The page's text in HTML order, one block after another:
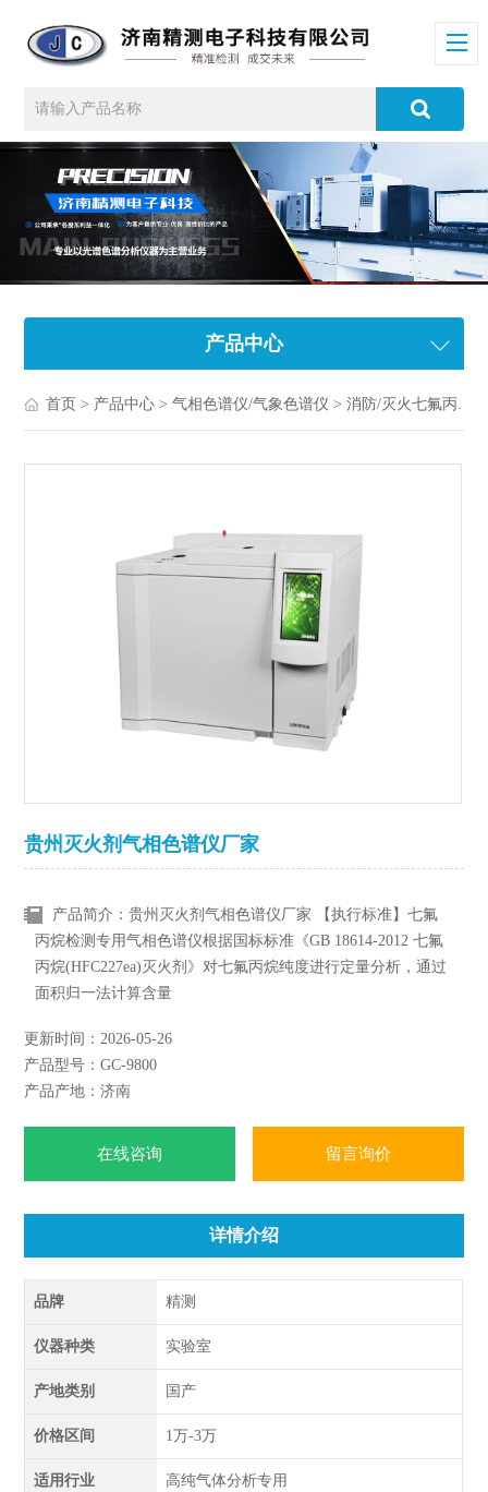
产品中心
首页 > 产品中心 >气相色谱仪/气象色谱仪 >消防/灭火七氟丙烷色谱仪
贵州灭火剂气相色谱仪厂家
产品简介：贵州灭火剂气相色谱仪厂家 【执行标准】七氟
丙烷检测专用气相色谱仪根据国标标准《GB 18614-2012 七氟
丙烷(HFC227ea)灭火剂》对七氟丙烷纯度进行定量分析，通过
面积归一法计算含量
更新时间：2026-05-26
产品型号：GC-9800
产品产地：济南
在线咨询 留言询价
详情介绍
品牌 精测
仪器种类 实验室
产地类别 国产
价格区间 1万-3万
适用行业 高纯气体分析专用